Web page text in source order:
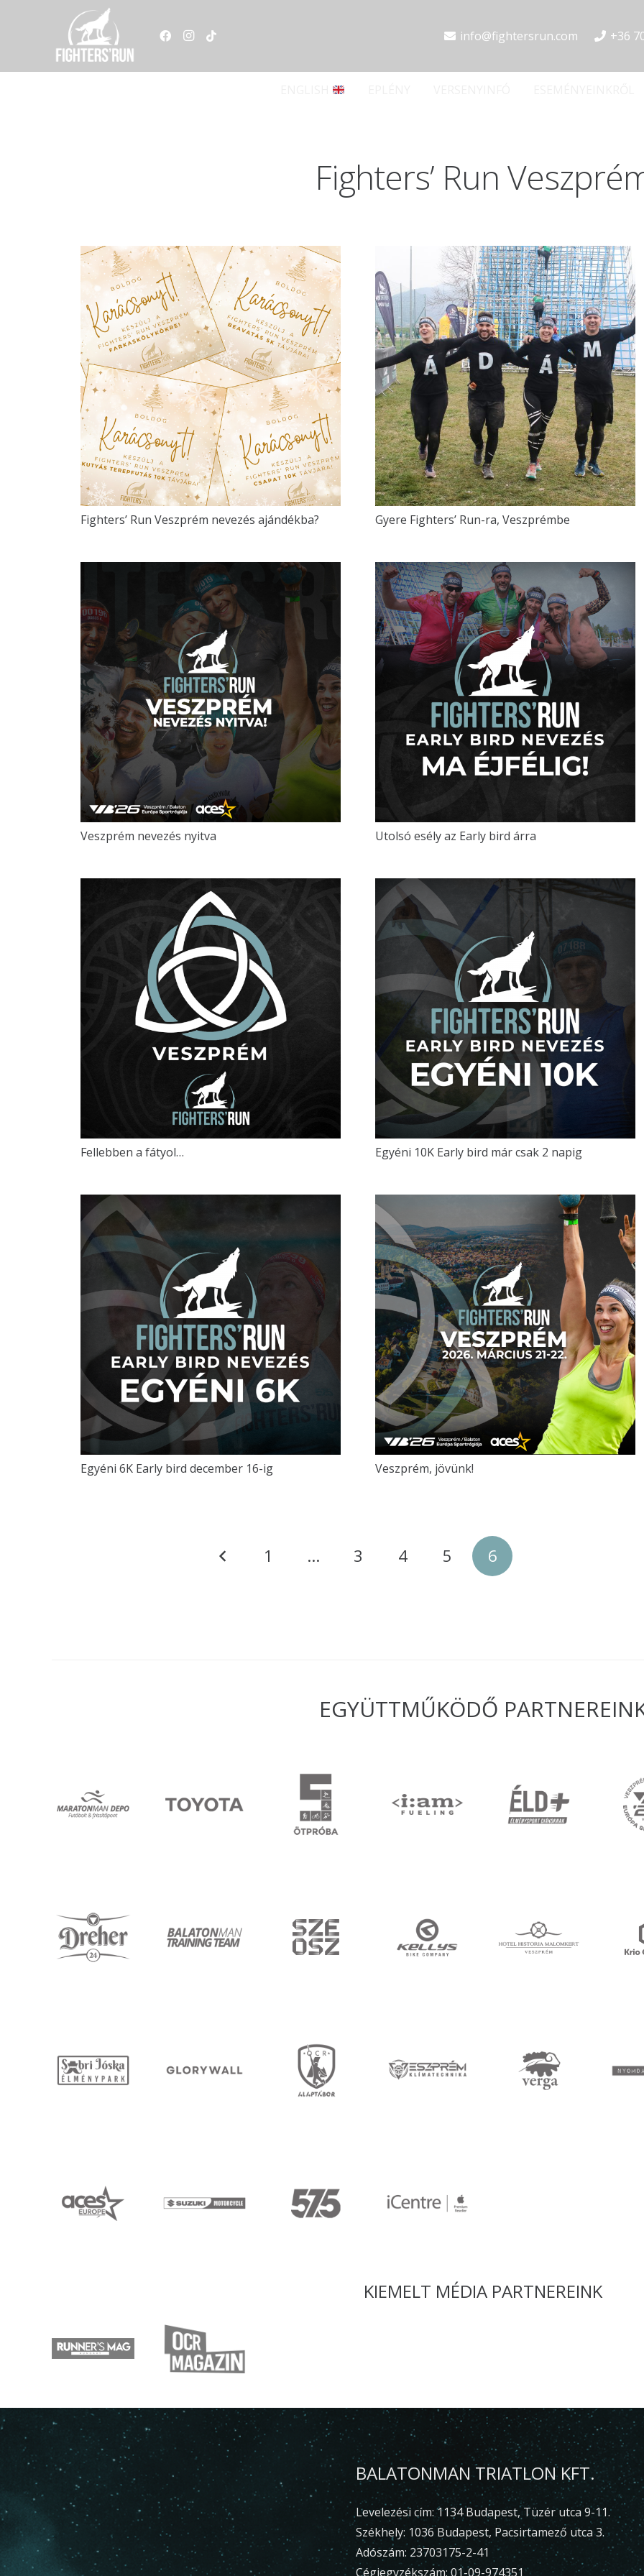
info@fightersrun.com +36
Fighters’ Run
Fighters’ Run Veszprém nevezés ajándékba? Gyere Fighters’ Run-ra, Veszprémbe
Veszprém nevezés nyitva Utolsó esély az Early bird árra
Fellebben a fátyol… Egyéni 10K Early bird már csak 2 napig
Egyéni 6K Early bird december 16-ig Veszprém, jövünk!
1 … 3 4 5 6
EGYÜTTMŰKÖDŐ
KIEMELT MÉDIA PARTNEREINK
BALATONMAN TRIATLON KFT.
Levelezési cím: 1134 Budapest, Tüzér utca 9-11.
Székhely: 1036 Budapest, Pacsirtamező utca 3.
Adószám: 23703175-2-41
Cégjegyzékszám: 01-09-974351